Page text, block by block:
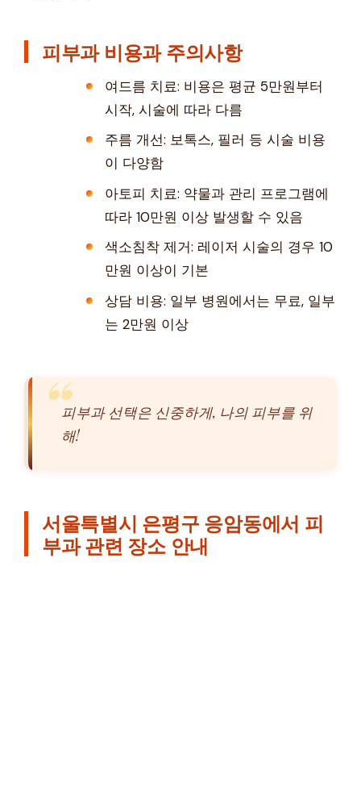
피부과 비용과 주의사항
여드름 치료: 비용은 평균 5만원부터
시작, 시술에 따라 다름
주름 개선: 보톡스, 필러 등 시술 비용
이 다양함
아토피 치료: 약물과 관리 프로그램에
따라 10만원 이상 발생할 수 있음
색소침착 제거: 레이저 시술의 경우 10
만원 이상이 기본
상담 비용: 일부 병원에서는 무료, 일부
는 2만원 이상
피부과 선택은 신중하게, 나의 피부를 위
해!
서울특별시 은평구 응암동에서 피
부과 관련 장소 안내